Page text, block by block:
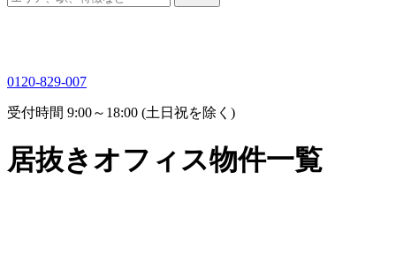
0120-829-007
受付時間 9:00～18:00 (土日祝を除く)
居抜きオフィス物件一覧